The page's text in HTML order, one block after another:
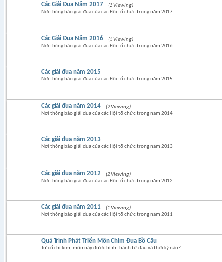
Các Giải Đua Năm 2017
(2 Viewing)
Nơi thông báo giải đua của các Hội tổ chức trong năm 2017
Các Giải Đua Năm 2016
(1 Viewing)
Nơi thông báo giải đua của các Hội tổ chức trong năm 2016
Các giải đua năm 2015
Nơi thông báo giải đua của các Hội tổ chức trong năm 2015
Các giải đua năm 2014
(2 Viewing)
Nơi thông báo giải đua của các Hội tổ chức trong năm 2014
Các giải đua năm 2013
Nơi thông báo giải đua của các Hội tổ chức trong năm 2013
Các giải đua năm 2012
(2 Viewing)
Nơi thông báo giải đua của các Hội tổ chức trong năm 2012
Các giải đua năm 2011
(1 Viewing)
Nơi thông báo giải đua của các Hội tổ chức trong năm 2011
Quá Trình Phát Triển Môn Chim Đua Bồ Câu
Từ cổ chí kim, môn này được hình thành từ đâu và thời kỳ nào?